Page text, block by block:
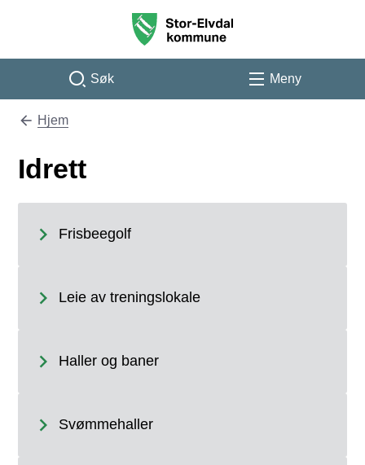
Stor-Elvdal kommune
Søk Meny
Du er her:
Hjem
Idrett
Frisbeegolf
Leie av treningslokale
Haller og baner
Svømmehaller